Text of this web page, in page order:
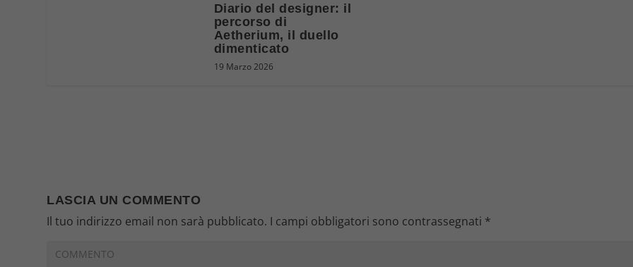
Diario del designer: il
percorso di
Aetherium, il duello
dimenticato
19 Marzo 2026
LASCIA UN COMMENTO
Il tuo indirizzo email non sarà pubblicato. I campi obbligatori sono contrassegnati *